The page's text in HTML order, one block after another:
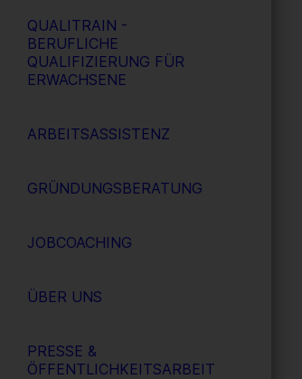
QUALITRAIN -
BERUFLICHE
QUALIFIZIERUNG FÜR
ERWACHSENE
ARBEITSASSISTENZ
GRÜNDUNGSBERATUNG
JOBCOACHING
ÜBER UNS
PRESSE &
ÖFFENTLICHKEITSARBEIT